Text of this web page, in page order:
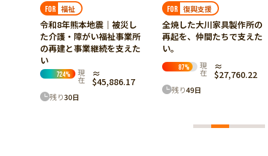
FOR 復興支援
全焼した大川家具製作所の
再起を、仲間たちで支えた
い。
87% 在 $27,760.22
残り8日